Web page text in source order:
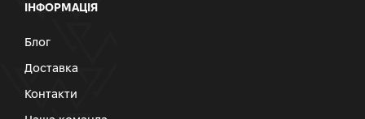
ІНФОРМАЦІЯ
Блог
Доставка
Контакти